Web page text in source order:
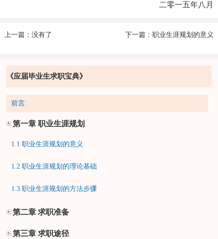
二零一五年八月
上一篇：没有了 下一篇：职业生涯规划的意义
《应届毕业生求职宝典》
前言:
第一章 职业生涯规划
1.1 职业生涯规划的意义
1.2 职业生涯规划的理论基础
1.3 职业生涯规划的方法步骤
第二章 求职准备
第三章 求职途径